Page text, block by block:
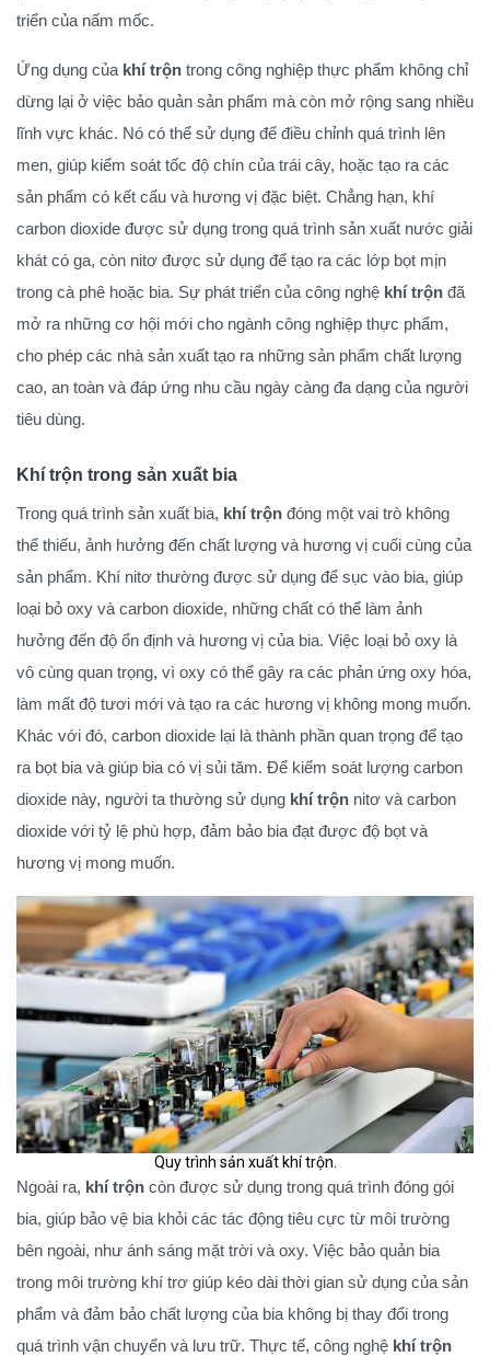
triển của nấm mốc.
Ứng dụng của khí trộn trong công nghiệp thực phẩm không chỉ
dừng lại ở việc bảo quản sản phẩm mà còn mở rộng sang nhiều
lĩnh vực khác. Nó có thể sử dụng để điều chỉnh quá trình lên
men, giúp kiểm soát tốc độ chín của trái cây, hoặc tạo ra các
sản phẩm có kết cấu và hương vị đặc biệt. Chẳng hạn, khí
carbon dioxide được sử dụng trong quá trình sản xuất nước giải
khát có ga, còn nitơ được sử dụng để tạo ra các lớp bọt mịn
trong cà phê hoặc bia. Sự phát triển của công nghệ khí trộn đã
mở ra những cơ hội mới cho ngành công nghiệp thực phẩm,
cho phép các nhà sản xuất tạo ra những sản phẩm chất lượng
cao, an toàn và đáp ứng nhu cầu ngày càng đa dạng của người
tiêu dùng.
Khí trộn trong sản xuất bia
Trong quá trình sản xuất bia, khí trộn đóng một vai trò không
thể thiếu, ảnh hưởng đến chất lượng và hương vị cuối cùng của
sản phẩm. Khí nitơ thường được sử dụng để sục vào bia, giúp
loại bỏ oxy và carbon dioxide, những chất có thể làm ảnh
hưởng đến độ ổn định và hương vị của bia. Việc loại bỏ oxy là
vô cùng quan trọng, vì oxy có thể gây ra các phản ứng oxy hóa,
làm mất độ tươi mới và tạo ra các hương vị không mong muốn.
Khác với đó, carbon dioxide lại là thành phần quan trọng để tạo
ra bọt bia và giúp bia có vị sủi tăm. Để kiểm soát lượng carbon
dioxide này, người ta thường sử dụng khí trộn nitơ và carbon
dioxide với tỷ lệ phù hợp, đảm bảo bia đạt được độ bọt và
hương vị mong muốn.
Quy trình sản xuất khí trộn.
Ngoài ra, khí trộn còn được sử dụng trong quá trình đóng gói
bia, giúp bảo vệ bia khỏi các tác động tiêu cực từ môi trường
bên ngoài, như ánh sáng mặt trời và oxy. Việc bảo quản bia
trong môi trường khí trơ giúp kéo dài thời gian sử dụng của sản
phẩm và đảm bảo chất lượng của bia không bị thay đổi trong
quá trình vận chuyển và lưu trữ. Thực tế, công nghệ khí trộn